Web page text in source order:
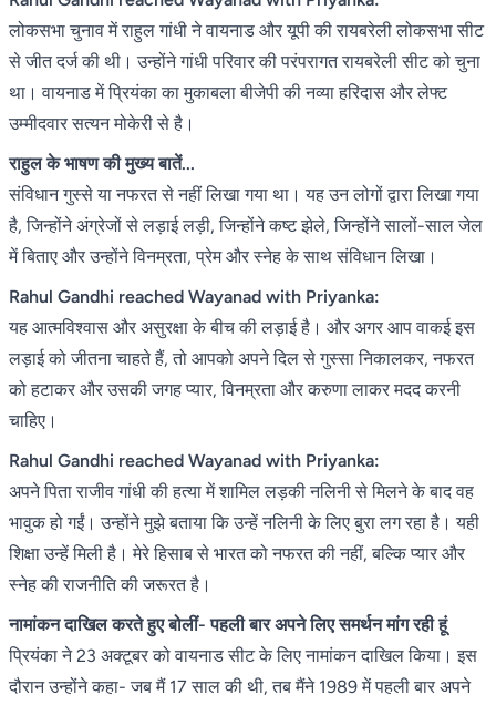
लोकसभा चुनाव में राहुल गांधी ने वायनाड और यूपी की रायबरेली लोकसभा सीट
से जीत दर्ज की थी। उन्होंने गांधी परिवार की परंपरागत रायबरेली सीट को चुना
था। वायनाड में प्रियंका का मुकाबला बीजेपी की नव्या हरिदास और लेफ्ट
उम्मीदवार सत्यन मोकेरी से है।
राहुल के भाषण की मुख्य बातें...
संविधान गुस्से या नफरत से नहीं लिखा गया था। यह उन लोगों द्वारा लिखा गया
है, जिन्होंने अंग्रेजों से लड़ाई लड़ी, जिन्होंने कष्ट झेले, जिन्होंने सालों-साल जेल
में बिताए और उन्होंने विनम्रता, प्रेम और स्नेह के साथ संविधान लिखा।
Rahul Gandhi reached Wayanad with Priyanka:
यह आत्मविश्वास और असुरक्षा के बीच की लड़ाई है। और अगर आप वाकई इस
लड़ाई को जीतना चाहते हैं, तो आपको अपने दिल से गुस्सा निकालकर, नफरत
को हटाकर और उसकी जगह प्यार, विनम्रता और करुणा लाकर मदद करनी
चाहिए।
Rahul Gandhi reached Wayanad with Priyanka:
अपने पिता राजीव गांधी की हत्या में शामिल लड़की नलिनी से मिलने के बाद वह
भावुक हो गईं। उन्होंने मुझे बताया कि उन्हें नलिनी के लिए बुरा लग रहा है। यही
शिक्षा उन्हें मिली है। मेरे हिसाब से भारत को नफरत की नहीं, बल्कि प्यार और
स्नेह की राजनीति की जरूरत है।
नामांकन दाखिल करते हुए बोलीं- पहली बार अपने लिए समर्थन मांग रही हूं
प्रियंका ने 23 अक्टूबर को वायनाड सीट के लिए नामांकन दाखिल किया। इस
दौरान उन्होंने कहा- जब मैं 17 साल की थी, तब मैंने 1989 में पहली बार अपने